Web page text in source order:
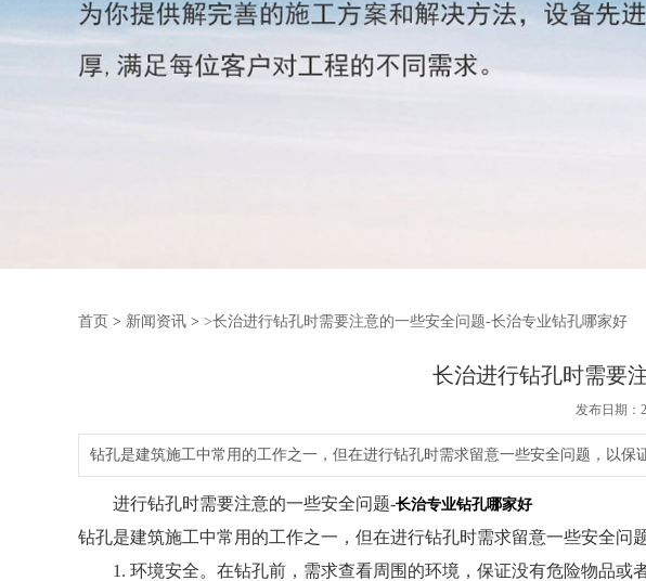
首页 > 新闻资讯 > >长治进行钻孔时需要注意的一些安全问题-长治专业钻孔哪家好
长治进行钻孔时需要
发布日期：
钻孔是建筑施工中常用的工作之一，但在进行钻孔时需求留意一些安全问题，以
进行钻孔时需要注意的一些安全问题-长治专业钻孔哪家好
钻孔是建筑施工中常用的工作之一，但在进行钻孔时需求留意一些安全问
1. 环境安全。在钻孔前，需求查看周围的环境，保证没有危险物品或